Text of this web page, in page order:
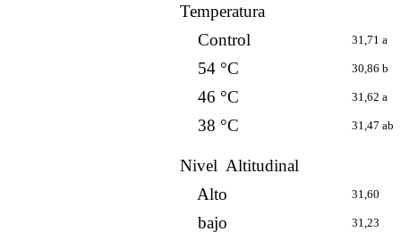
Temperatura
Control
31,71 a
54 °C 30,86 b
46 °C 31,62 a
38 °C 31,47 ab
Nivel Altitudinal
Alto
31,60
bajo 31,23